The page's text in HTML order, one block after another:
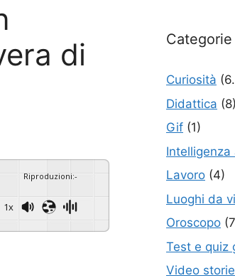
di
Riproduzioni:-
1x
Categorie
Curiosità
Didattica (8)
Gif (1)
Lavoro (4)
Luoghi da
Oroscopo
Test e quiz
Video storie